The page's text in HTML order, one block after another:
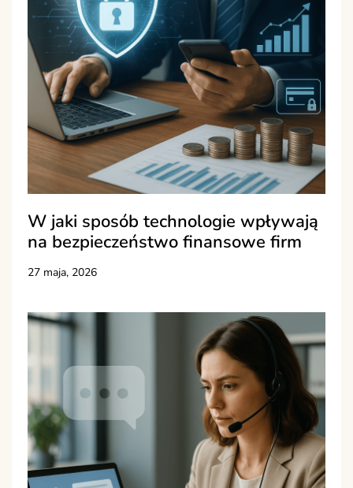
W jaki sposób technologie wpływają
na bezpieczeństwo finansowe firm
27 maja, 2026